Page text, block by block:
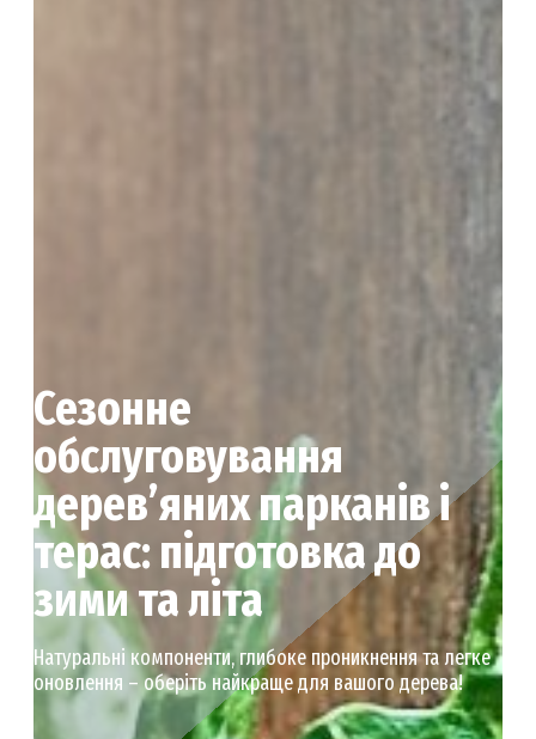
Сезонне
обслуговування
дерев’яних парканів і
терас: підготовка до
зими та літа
Натуральні компоненти, глибоке проникнення та легке
оновлення – оберіть найкраще для вашого дерева!